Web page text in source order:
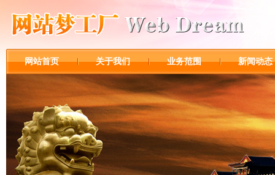
网站首页 关于我们 业务范围 新闻动态